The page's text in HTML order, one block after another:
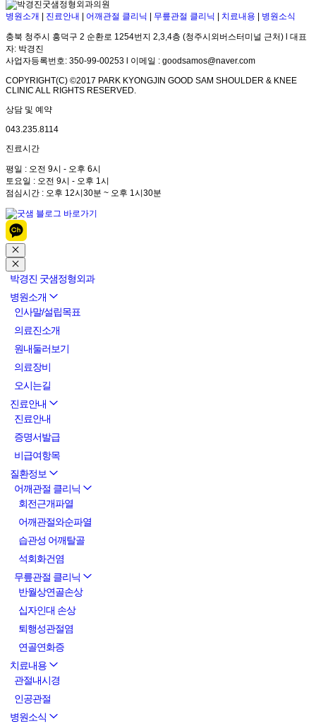
병원소개 진료안내 어깨관절 클리닉 무릎관절 클리닉 치료내용 병원소식
충북 청주시 흥덕구 2 순환로 1254번지 2,3,4층 (청주시외버스터미널 근처) l 대표
자: 박경진
사업자등록번호: 350-99-00253 l 이메일 : goodsamos@naver.com
COPYRIGHT(C) ©2017 PARK KYONGJIN GOOD SAM SHOULDER & KNEE
CLINIC ALL RIGHTS RESERVED.
상담 및 예약
043.235.8114
진료시간
평일 : 오전 9시 - 오후 6시
토요일 : 오전 9시 - 오후 1시
점심시간 : 오후 12시30분 ~ 오후 1시30분
박경진 굿샘정형외과
병원소개
인사말/설립목표
의료진소개
원내둘러보기
의료장비
오시는길
진료안내
진료안내
증명서발급
비급여항목
질환정보
어깨관절 클리닉
회전근개파열
어깨관절와순파열
습관성 어깨탈골
석회화건염
무릎관절 클리닉
반월상연골손상
십자인대 손상
퇴행성관절염
연골연화증
치료내용
관절내시경
인공관절
병원소식